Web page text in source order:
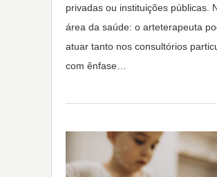
privadas ou instituições públicas.
área da saúde: o arteterapeuta
atuar tanto nos consultórios
com ênfase…